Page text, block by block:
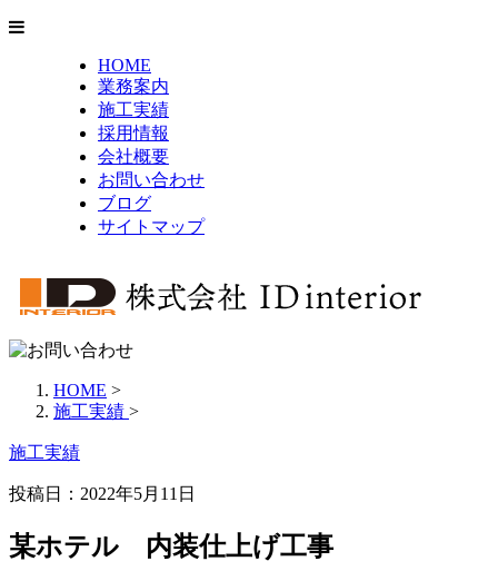
HOME
業務案内
施工実績
採用情報
会社概要
お問い合わせ
ブログ
サイトマップ
HOME >
施工実績 >
施工実績
投稿日：2022年5月11日
某ホテル 内装仕上げ工事